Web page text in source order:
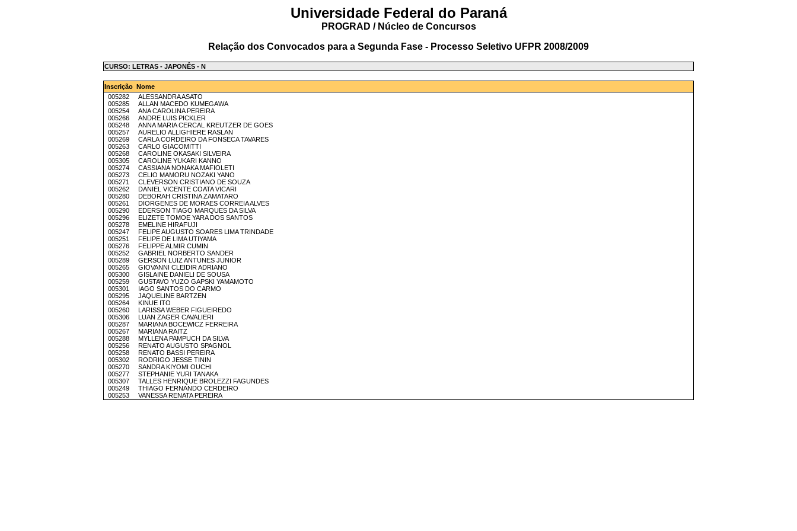
Universidade Federal do Paraná
PROGRAD / Núcleo de Concursos
Relação dos Convocados para a Segunda Fase - Processo Seletivo UFPR 2008/2009
CURSO: LETRAS - JAPONÊS - N
Inscrição Nome
005282 ALESSANDRA ASATO
005285 ALLAN MACEDO KUMEGAWA
005254 ANA CAROLINA PEREIRA
005266 ANDRE LUIS PICKLER
005248 ANNA MARIA CERCAL KREUTZER DE GOES
005257 AURELIO ALLIGHIERE RASLAN
005269 CARLA CORDEIRO DA FONSECA TAVARES
005263 CARLO GIACOMITTI
005268 CAROLINE OKASAKI SILVEIRA
005305 CAROLINE YUKARI KANNO
005274 CASSIANA NONAKA MAFIOLETI
005273 CELIO MAMORU NOZAKI YANO
005271 CLEVERSON CRISTIANO DE SOUZA
005262 DANIEL VICENTE COATA VICARI
005280 DEBORAH CRISTINA ZAMATARO
005261 DIORGENES DE MORAES CORREIA ALVES
005290 EDERSON TIAGO MARQUES DA SILVA
005296 ELIZETE TOMOE YARA DOS SANTOS
005278 EMELINE HIRAFUJI
005247 FELIPE AUGUSTO SOARES LIMA TRINDADE
005251 FELIPE DE LIMA UTIYAMA
005276 FELIPPE ALMIR CUMIN
005252 GABRIEL NORBERTO SANDER
005289 GERSON LUIZ ANTUNES JUNIOR
005265 GIOVANNI CLEIDIR ADRIANO
005300 GISLAINE DANIELI DE SOUSA
005259 GUSTAVO YUZO GAPSKI YAMAMOTO
005301 IAGO SANTOS DO CARMO
005295 JAQUELINE BARTZEN
005264 KINUE ITO
005260 LARISSA WEBER FIGUEIREDO
005306 LUAN ZAGER CAVALIERI
005287 MARIANA BOCEWICZ FERREIRA
005267 MARIANA RAITZ
005288 MYLLENA PAMPUCH DA SILVA
005256 RENATO AUGUSTO SPAGNOL
005258 RENATO BASSI PEREIRA
005302 RODRIGO JESSE TININ
005270 SANDRA KIYOMI OUCHI
005277 STEPHANIE YURI TANAKA
005307 TALLES HENRIQUE BROLEZZI FAGUNDES
005249 THIAGO FERNANDO CERDEIRO
005253 VANESSA RENATA PEREIRA